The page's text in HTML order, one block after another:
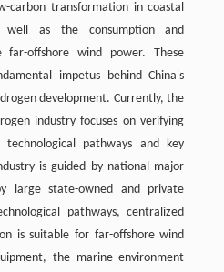
carbon transformation in coastal
well as the consumption and
far-offshore wind power. These
impetus behind China's
development. Currently, the
industry focuses on verifying
pathways and key
is guided by national major
large state-owned and private
pathways, centralized
is suitable for far-offshore wind
the marine environment